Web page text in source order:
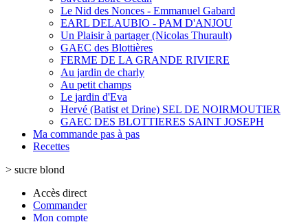
Le Nid des Nonces - Emmanuel Gabard
EARL DELAUBIO - PAM D'ANJOU
Un Plaisir à partager (Nicolas Thurault)
GAEC des Blottières
FERME DE LA GRANDE RIVIERE
Au jardin de charly
Au petit champs
Le jardin d'Eva
Hervé (Batist et Drine) SEL DE NOIRMOUTIER
GAEC DES BLOTTIERES SAINT JOSEPH
Ma commande pas à pas
Recettes
> sucre blond
Accès direct
Commander
Mon compte